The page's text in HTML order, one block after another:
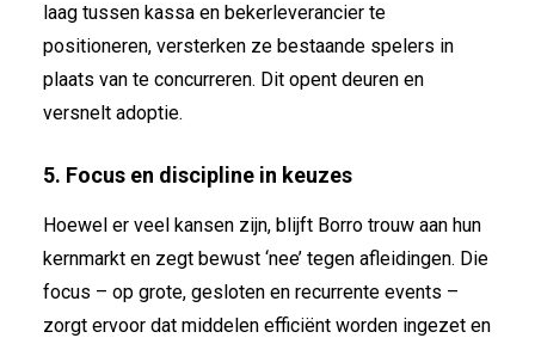
laag tussen kassa en bekerleverancier te
positioneren, versterken ze bestaande spelers in
plaats van te concurreren. Dit opent deuren en
versnelt adoptie.
5. Focus en discipline in keuzes
Hoewel er veel kansen zijn, blijft Borro trouw aan hun
kernmarkt en zegt bewust ‘nee’ tegen afleidingen. Die
focus – op grote, gesloten en recurrente events –
zorgt ervoor dat middelen efficiënt worden ingezet en